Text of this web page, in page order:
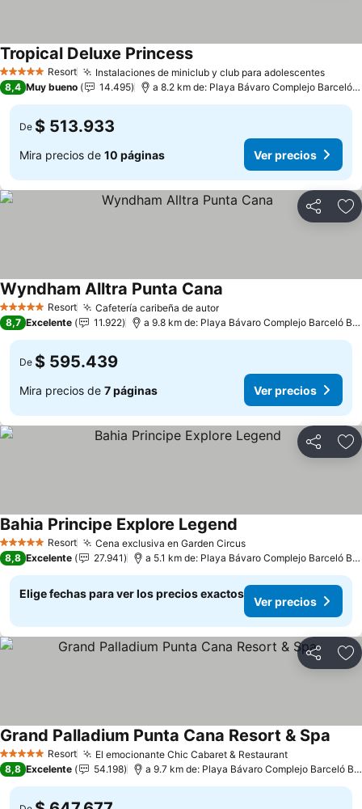
5 Estrellas Resort Instalaciones de miniclub y club para adolescentes
Tropical Deluxe Princess
8,4 Muy bueno 14.495 a 8.2 km de: Playa Bávaro Complejo Barceló Bávaro
De $ 513.933
Mira precios de 10 páginas Ver precios
Compartir
5 Estrellas Resort Cafetería caribeña de autor
Wyndham Alltra Punta Cana
8,7 Excelente 11.922 a 9.8 km de: Playa Bávaro Complejo Barceló Bávaro
De $ 595.439
Mira precios de 7 páginas Ver precios
Compartir
5 Estrellas Resort Cena exclusiva en Garden Circus
Bahia Principe Explore Legend
8,8 Excelente 27.941 a 5.1 km de: Playa Bávaro Complejo Barceló Bávaro
Elige fechas para ver los precios exactos
Ver precios
Compartir
5 Estrellas Resort El emocionante Chic Cabaret & Restaurant
Grand Palladium Punta Cana Resort & Spa
8,8 Excelente 54.198 a 9.7 km de: Playa Bávaro Complejo Barceló Bávaro